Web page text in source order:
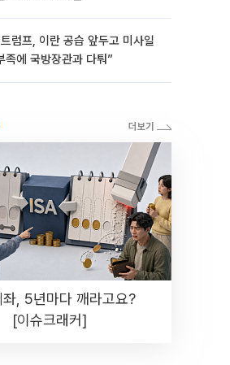
럼프, 이란 공습 앞두고 미사일
족에 국방장관과 다퉈”
, 5년마다 깨라고요?
[이슈크래커]